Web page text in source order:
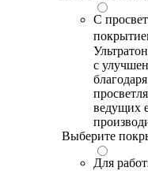
С
с
ведущих
Выберите
Для